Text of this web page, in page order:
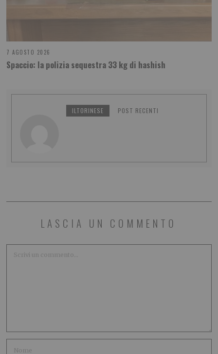
7 AGOSTO 2026
Spaccio: la polizia sequestra 33 kg di hashish
ILTORINESE POST RECENTI
LASCIA UN COMMENTO